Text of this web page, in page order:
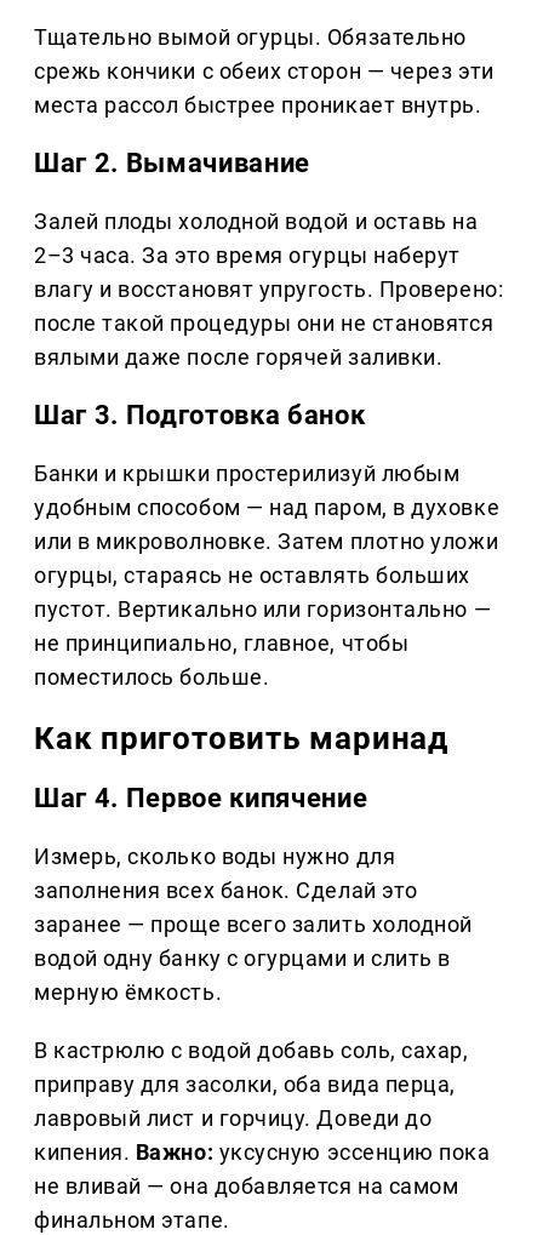
Тщательно вымой огурцы. Обязательно
срежь кончики с обеих сторон — через эти
места рассол быстрее проникает внутрь.
Шаг 2. Вымачивание
Залей плоды холодной водой и оставь на
2–3 часа. За это время огурцы наберут
влагу и восстановят упругость. Проверено:
после такой процедуры они не становятся
вялыми даже после горячей заливки.
Шаг 3. Подготовка банок
Банки и крышки простерилизуй любым
удобным способом — над паром, в духовке
или в микроволновке. Затем плотно уложи
огурцы, стараясь не оставлять больших
пустот. Вертикально или горизонтально —
не принципиально, главное, чтобы
поместилось больше.
Как приготовить маринад
Шаг 4. Первое кипячение
Измерь, сколько воды нужно для
заполнения всех банок. Сделай это
заранее — проще всего залить холодной
водой одну банку с огурцами и слить в
мерную ёмкость.
В кастрюлю с водой добавь соль, сахар,
приправу для засолки, оба вида перца,
лавровый лист и горчицу. Доведи до
кипения. Важно: уксусную эссенцию пока
не вливай — она добавляется на самом
финальном этапе.